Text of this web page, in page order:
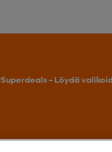
Superdeals – Löydä